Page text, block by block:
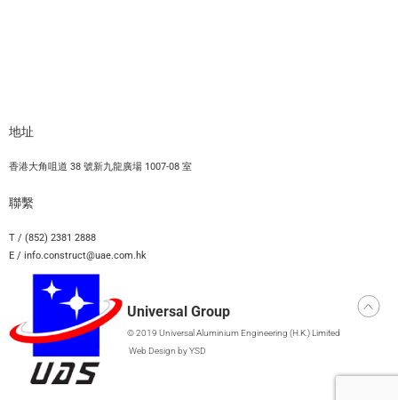
Universal Group
© 2019 Universal Aluminium Engineering (H.K.) Limited
Web Design by YSD
地址
香港大角咀道 38 號新九龍廣場 1007-08 室
聯繫
T / (852) 2381 2888
E / info.construct@uae.com.hk